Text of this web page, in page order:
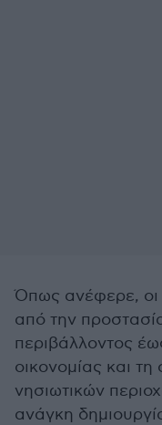
Όπως ανέφερε, οι
από την
περιβάλλοντος
οικονομίας και
νησιωτικών
ανάγκη